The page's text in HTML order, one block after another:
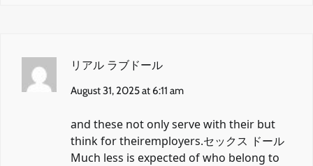
リアル ラブドール
August 31, 2025 at 6:11 am
and these not only serve with their but
think for theiremployers.セックス ドール
Much less is expected of who belong to